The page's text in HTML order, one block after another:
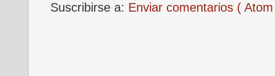
Suscribirse a: Enviar comentarios (